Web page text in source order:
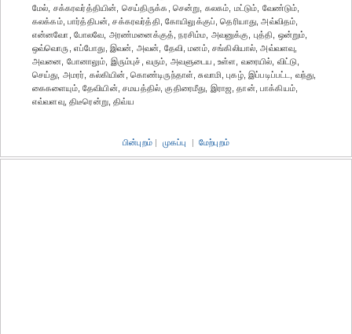
மேல், சக்கரவர்த்தியின், செய்திருக்க, சென்று, கலகம், மட்டும், வேண்டும்,
கலக்கம், பார்த்திபன், சக்கரவர்த்தி, கோயிலுக்குப், தெரியாது, அவ்விதம்,
என்னவோ, போலவே, அரண்மனைக்குத், நரசிம்ம, அவனுக்கு, புத்தி, ஒன்றும்,
ஒவ்வொரு, எப்போது, இவன், அவன், தேவி, மனம், சங்கிலியால், அவ்வளவு,
அவனை, போனாலும், இரும்புச், வரும், அவளுடைய, உள்ள, வரையில், விட்டு,
செய்து, அமரர், கல்கியின், கொண்டிருந்தாள், சுவாமி, புகழ், இப்படிப்பட்ட, வந்து,
கைகளையும், தேவியின், சமயத்தில், குதிரைமீது, இராஜ, தான், பாக்கியம்,
எவ்வளவு, திடீரென்று, திவ்ய
பின்புறம் | முகப்பு | மேற்புறம்